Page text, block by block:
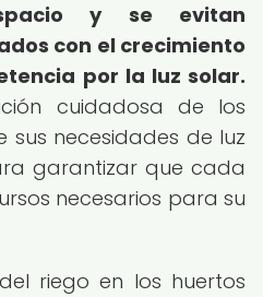
y se evitan
con el crecimiento
por la luz solar.
cuidadosa de los
sus necesidades de luz
garantizar que cada
necesarios para su
riego en los huertos